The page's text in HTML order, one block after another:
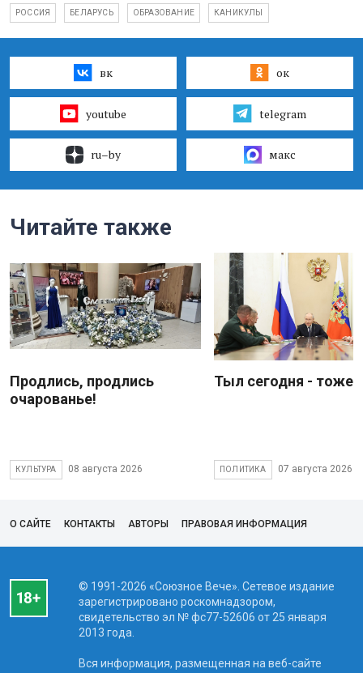
РОССИЯ БЕЛАРУСЬ ОБРАЗОВАНИЕ КАНИКУЛЫ
вк ок
youtube telegram
ru–by макс
Читайте также
Продлись, продлись
очарованье!
КУЛЬТУРА 08 августа 2026
Тыл сегодня - тоже
ПОЛИТИКА 07 августа 2026
О САЙТЕ КОНТАКТЫ АВТОРЫ ПРАВОВАЯ ИНФОРМАЦИЯ
© 1991-2026 «Союзное Вече». Сетевое издание
зарегистрировано роскомнадзором,
свидетельство эл № фc77-52606 от 25 января
2013 года.
Вся информация, размещенная на веб-сайте